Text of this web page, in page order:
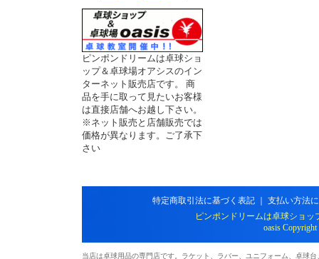
ピンポンドリームは卓球ショ
ップ＆卓球場オアシスのイン
ターネット販売店です。 商
品を手に取って見たいお客様
は直接店舗へお越し下さい。
※ネット販売と店舗販売では
価格が異なります。ご了承下
さい
特定商取引法に基づく表記 ｜ 支払い方法
ピンポンドリームは卓球ショ
oasis
当店は卓球用品の専門店です。ラケット、ラバー、ユニフォーム、卓球